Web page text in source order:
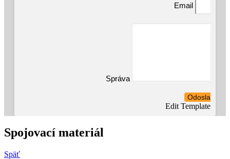
Email
Správa
Odoslať
Edit Template
Spojovací materiál
Späť